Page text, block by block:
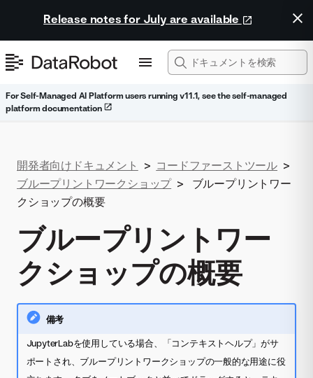
Release notes for July are available
For Self-Managed AI Platform users running v11.1, see the self-managed
platform documentation
開発者向けドキュメント > コードファーストツール >
ブループリントワークショップ >
ブループリントワー
クショップの概要
ブループリントワー
クショップの概要
備考
JupyterLabを使用している場合、「コンテキストヘルプ」がサ
ポートされ、ブループリントワークショップの一般的な用途に役